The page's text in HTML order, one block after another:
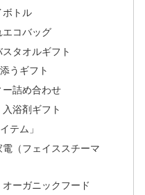
トル
コバッグ
タオルギフト
うギフト
詰め合わせ
浴剤ギフト
テム」
（フェイススチーマ
ーガニックフード